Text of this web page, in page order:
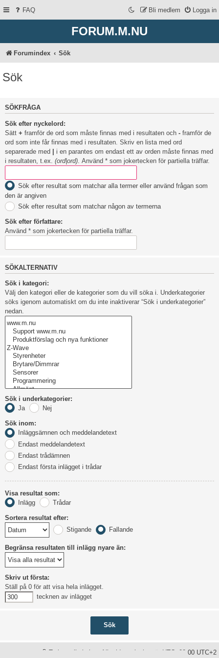
FAQ Logga in
Bli medlem
FORUM.M.NU
Forumindex Sök
Sök
SÖKFRÅGA
Sök efter nyckelord:
Sätt + framför de ord som måste finnas med i resultaten och - framför de
ord som inte får finnas med i resultaten. Skriv en lista med ord
separerade med | i en parantes om endast ett av orden måste finnas med
i resultaten, t.ex. (ord|ord) . Använd * som jokertecken för partiella träffar.
Sök efter resultat som matchar alla termer eller använd frågan som
den är angiven
Sök efter resultat som matchar någon av termerna
Sök efter författare:
Använd * som jokertecken för partiella träffar.
SÖKALTERNATIV
Sök i kategori:
Välj den kategori eller de kategorier som du vill söka i. Underkategorier
söks igenom automatiskt om du inte inaktiverar “Sök i underkategorier”
nedan.
Sök i underkategorier:
Ja
Nej
Sök inom:
Inläggsämnen och meddelandetext
Endast meddelandetext
Endast trådämnen
Endast första inlägget i trådar
Visa resultat som:
Inlägg
Trådar
Sortera resultat efter:
Stigande
Fallande
Begränsa resultaten till inlägg nyare än:
Skriv ut första:
Ställ på 0 för att visa hela inlägget.
tecknen av inlägget
Alla tidsangivelser är UTC+02:00 UTC+2
Ta bort alla kakor